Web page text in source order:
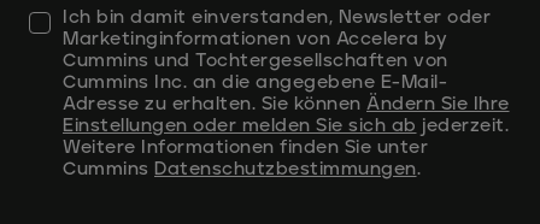
Ich bin damit einverstanden, Newsletter oder
Marketinginformationen von Accelera by
Cummins und Tochtergesellschaften von
Cummins Inc. an die angegebene E-Mail-
Adresse zu erhalten. Sie können Ändern Sie Ihre
Einstellungen oder melden Sie sich ab jederzeit.
Weitere Informationen finden Sie unter
Cummins Datenschutzbestimmungen.